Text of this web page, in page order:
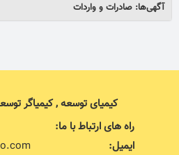
آگهی‌ها: صادرات و واردات
کیمیای توسعه , کیمیاگر
راه های ارتباط با ما:
ایمیل: